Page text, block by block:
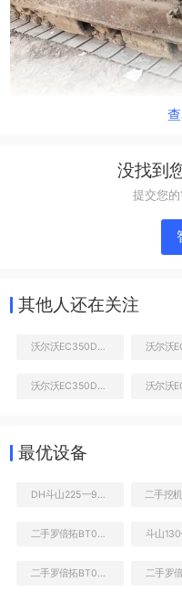
液压
没找到
提交您
其他人还在关注
最优设备
二手挖